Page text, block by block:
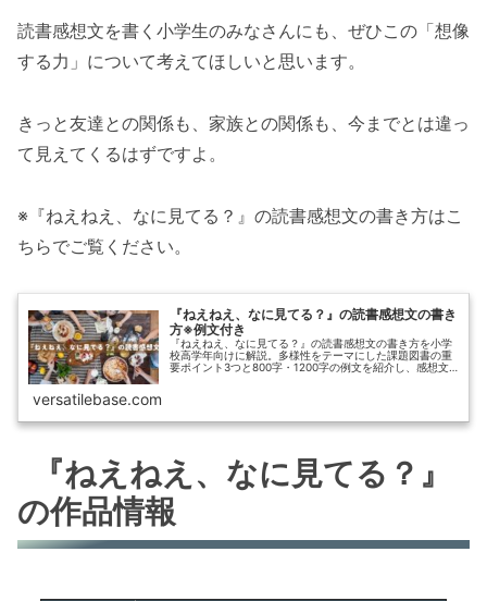
読書感想文を書く小学生のみなさんにも、ぜひこの「想像
する力」について考えてほしいと思います。
きっと友達との関係も、家族との関係も、今までとは違っ
て見えてくるはずですよ。
※『ねえねえ、なに見てる？』の読書感想文の書き方はこ
ちらでご覧ください。
『ねえねえ、なに見てる？』の読書感想文の書き
方※例文付き
『ねえねえ、なに見てる？』の読書感想文の書き方を小学
校高学年向けに解説。多様性をテーマにした課題図書の重
要ポイント3つと800字・1200字の例文を紹介し、感想文
versatilebase.com
『ねえねえ、なに見てる？』
の作品情報